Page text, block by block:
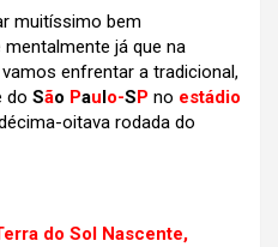
muitíssimo bem
já que na
enfrentar a tradicional,
do São Paulo-SP no estádio
oitava rodada do
do Sol Nascente,